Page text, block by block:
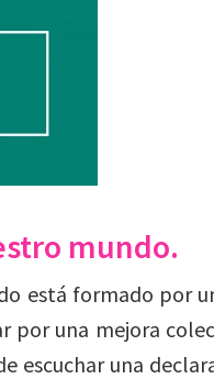
mundo.
está formado por
por una mejora
escuchar una